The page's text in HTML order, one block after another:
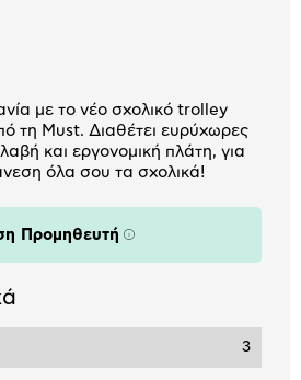
με το νέο σχολικό trolley
τη Must. Διαθέτει ευρύχωρες
και εργονομική πλάτη, για
όλα σου τα σχολικά!
Προμηθευτή Πληροφορίες
3